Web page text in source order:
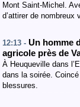
Mont Saint-Michel.
d’attirer de
12:13 - Un homme
agricole près de
À Heuqueville dans
dans la soirée.
blessures.